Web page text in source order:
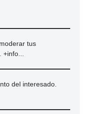
tus
+info...
del interesado.